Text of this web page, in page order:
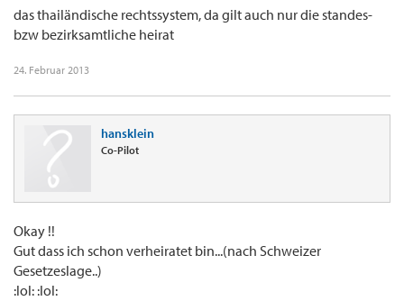
das thailändische rechtssystem, da gilt auch nur die standes-
bzw bezirksamtliche heirat
24. Februar 2013
hansklein
Co-Pilot
Okay !!
Gut dass ich schon verheiratet bin...(nach Schweizer
Gesetzeslage..)
:lol: :lol: